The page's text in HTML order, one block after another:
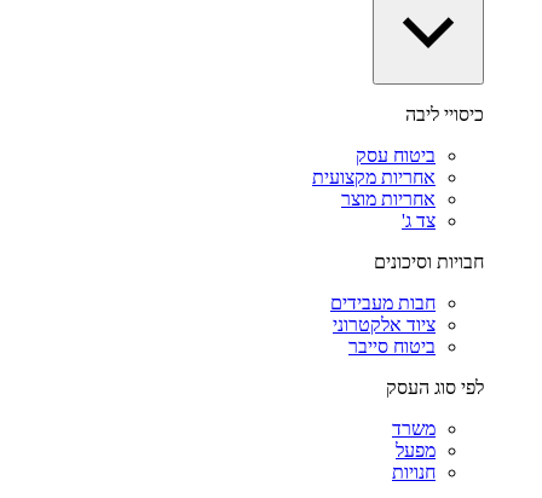
כיסויי ליבה
ביטוח עסק
אחריות מקצועית
אחריות מוצר
צד ג'
חבויות וסיכונים
חבות מעבידים
ציוד אלקטרוני
ביטוח סייבר
לפי סוג העסק
משרד
מפעל
חנויות